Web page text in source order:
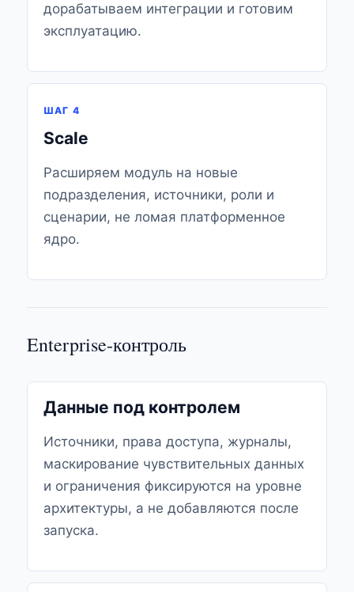
дорабатываем интеграции и готовим
эксплуатацию.
ШАГ 4
Scale
Расширяем модуль на новые
подразделения, источники, роли и
сценарии, не ломая платформенное
ядро.
Enterprise-контроль
Данные под контролем
Источники, права доступа, журналы,
маскирование чувствительных данных
и ограничения фиксируются на уровне
архитектуры, а не добавляются после
запуска.